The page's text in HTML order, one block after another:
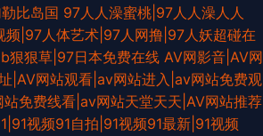
比岛国 97人人澡蜜桃|97人人澡人人
|97人体艺术|97人网撸|97人妖超碰在
狠狠草|97日本免费在线 AV网影音|AV网
|AV网站观看|av网站进入|av网站免费观
免费线看|av网站天堂天天|AV网站推荐
视频91自拍|91视频91最新|91视频